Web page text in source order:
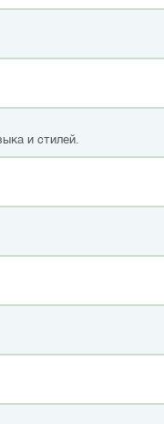
и стилей.